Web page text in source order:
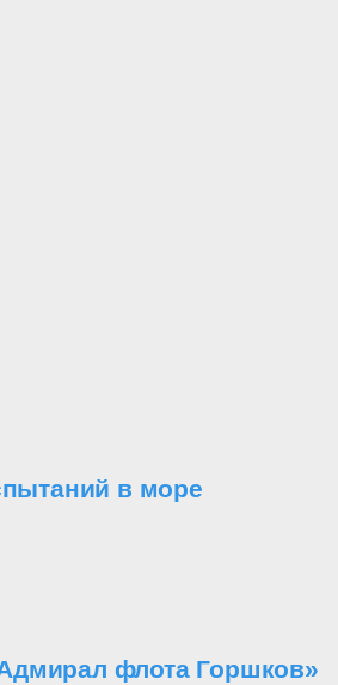
в море
флота Горшков»